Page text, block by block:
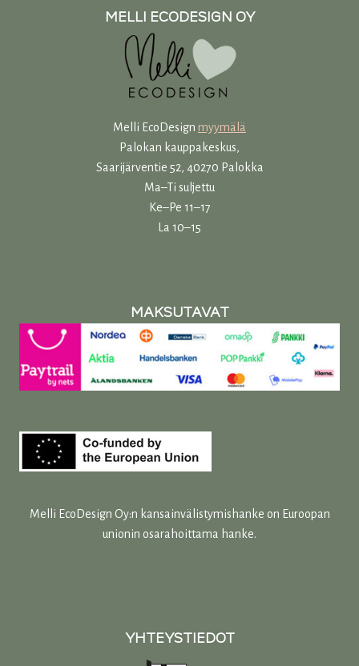
MELLI ECODESIGN OY
Melli EcoDesign myymälä
Palokan kauppakeskus,
Saarijärventie 52, 40270 Palokka
Ma–Ti suljettu
Ke–Pe 11–17
La 10–15
MAKSUTAVAT
Melli EcoDesign Oy:n kansainvälistymishanke on Euroopan
unionin osarahoittama hanke.
YHTEYSTIEDOT